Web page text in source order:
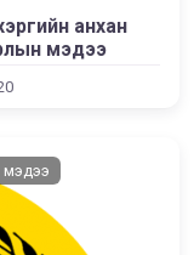
анхан
мэдээ
мэдээ